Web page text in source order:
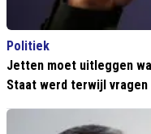
Politiek
Jetten moet uitleggen
Staat werd terwijl